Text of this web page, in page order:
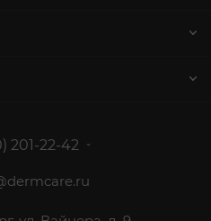
201-22-42